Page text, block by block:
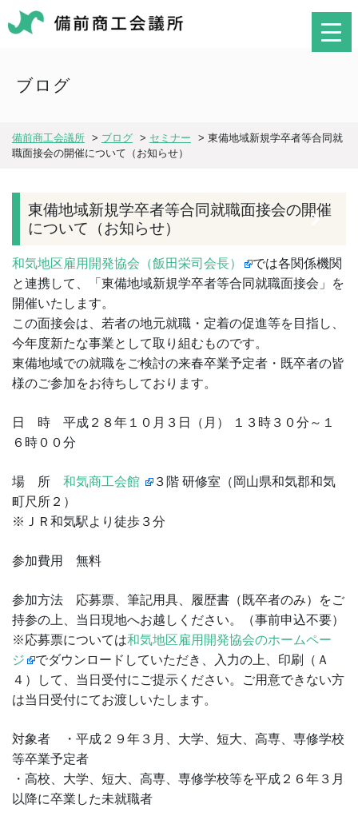
ブログ
備前商工会議所 > ブログ > セミナー > 東備地域新規学卒者等合同就
職面接会の開催について（お知らせ）
東備地域新規学卒者等合同就職面接会の開催
について（お知らせ）
和気地区雇用開発協会（飯田栄司会長）
では各関係機関
と連携して、「東備地域新規学卒者等合同就職面接会」を
開催いたします。
この面接会は、若者の地元就職・定着の促進等を目指し、
今年度新たな事業として取り組むものです。
東備地域での就職をご検討の来春卒業予定者・既卒者の皆
様のご参加をお待ちしております。
日 時 平成２８年１０月３日（月） １３時３０分～１
６時００分
場 所 和気商工会館
３階 研修室（岡山県和気郡和気
町尺所２）
※ＪＲ和気駅より徒歩３分
参加費用 無料
参加方法 応募票、筆記用具、履歴書（既卒者のみ）をご
持参の上、当日現地へお越しください。（事前申込不要）
※応募票については和気地区雇用開発協会のホームペー
ジ
でダウンロードしていただき、入力の上、印刷（Ａ
４）して、当日受付にご提示ください。ご用意できない方
は当日受付にてお渡しいたします。
対象者 ・平成２９年３月、大学、短大、高専、専修学校
等卒業予定者
・高校、大学、短大、高専、専修学校等を平成２６年３月
以降に卒業した未就職者